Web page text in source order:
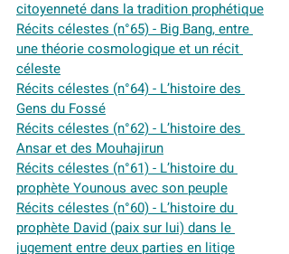
citoyenneté dans la tradition prophétique
Récits célestes (n°65) - Big Bang, entre
une théorie cosmologique et un récit
céleste
Récits célestes (n°64) - L’histoire des
Gens du Fossé
Récits célestes (n°62) - L’histoire des
Ansar et des Mouhajirun
Récits célestes (n°61) - L’histoire du
prophète Younous avec son peuple
Récits célestes (n°60) - L’histoire du
prophète David (paix sur lui) dans le
jugement entre deux parties en litige